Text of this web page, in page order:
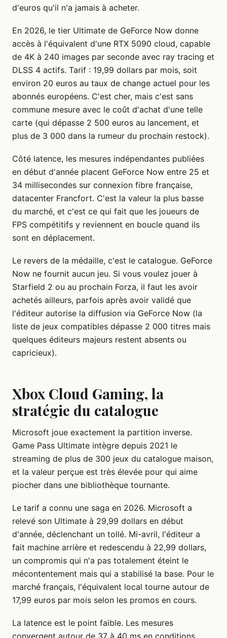
d'euros qu'il n'a jamais à acheter.
En 2026, le tier Ultimate de GeForce Now donne
accès à l'équivalent d'une RTX 5090 cloud, capable
de 4K à 240 images par seconde avec ray tracing et
DLSS 4 actifs. Tarif : 19,99 dollars par mois, soit
environ 20 euros au taux de change actuel pour les
abonnés européens. C'est cher, mais c'est sans
commune mesure avec le coût d'achat d'une telle
carte (qui dépasse 2 500 euros au lancement, et
plus de 3 000 dans la rumeur du prochain restock).
Côté latence, les mesures indépendantes publiées
en début d'année placent GeForce Now entre 25 et
34 millisecondes sur connexion fibre française,
datacenter Francfort. C'est la valeur la plus basse
du marché, et c'est ce qui fait que les joueurs de
FPS compétitifs y reviennent en boucle quand ils
sont en déplacement.
Le revers de la médaille, c'est le catalogue. GeForce
Now ne fournit aucun jeu. Si vous voulez jouer à
Starfield 2 ou au prochain Forza, il faut les avoir
achetés ailleurs, parfois après avoir validé que
l'éditeur autorise la diffusion via GeForce Now (la
liste de jeux compatibles dépasse 2 000 titres mais
quelques éditeurs majeurs restent absents ou
capricieux).
Xbox Cloud Gaming, la
stratégie du catalogue
Microsoft joue exactement la partition inverse.
Game Pass Ultimate intègre depuis 2021 le
streaming de plus de 300 jeux du catalogue maison,
et la valeur perçue est très élevée pour qui aime
piocher dans une bibliothèque tournante.
Le tarif a connu une saga en 2026. Microsoft a
relevé son Ultimate à 29,99 dollars en début
d'année, déclenchant un tollé. Mi-avril, l'éditeur a
fait machine arrière et redescendu à 22,99 dollars,
un compromis qui n'a pas totalement éteint le
mécontentement mais qui a stabilisé la base. Pour le
marché français, l'équivalent local tourne autour de
17,99 euros par mois selon les promos en cours.
La latence est le point faible. Les mesures